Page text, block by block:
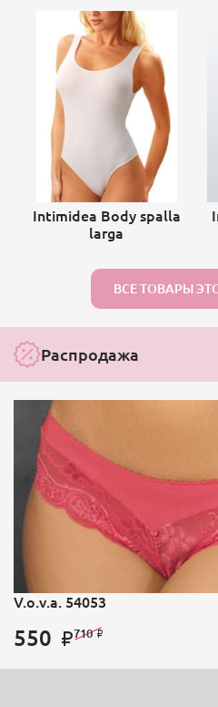
Intimidea Body spalla
larga
ВСЕ ТОВАРЫ
Распродажа
V.o.v.a. 54053
550 710